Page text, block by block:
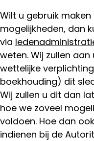
Wilt u gebruik
mogelijkheden, dan
via
weten. Wij zullen
wettelijke
boekhouding) dit
Wij zullen u dit dan
hoe we zoveel
voldoen. Hoe dan
indienen bij de